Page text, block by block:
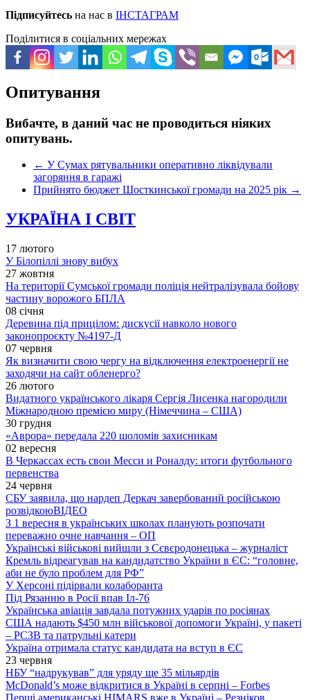
Підписуйтесь на нас в ІНСТАГРАМ
Поділитися в соціальних мережах
Опитування
Вибачте, в даний час не проводиться ніяких
опитувань.
← У Сумах рятувальники оперативно ліквідували
загоряння в гаражі
Прийнято бюджет Шосткинської громади на 2025 рік →
УКРАЇНА І СВІТ
17 лютого
У Білопіллі знову вибух
27 жовтня
На території Сумської громади поліція нейтралізувала бойову
частину ворожого БПЛА
08 січня
Деревина під прицілом: дискусії навколо нового
законопроєкту №4197-Д
07 червня
Як визначити свою чергу на відключення електроенергії не
заходячи на сайт обленерго?
26 лютого
Видатного українського лікаря Сергія Лисенка нагородили
Міжнародною премією миру (Німеччина – США)
30 грудня
«Аврора» передала 220 шоломів захисникам
02 вересня
В Черкассах есть свои Месси и Роналду: итоги футбольного
первенства
24 червня
СБУ заявила, що нардеп Деркач завербований російською
розвідкоюВІДЕО
З 1 вересня в українських школах планують розпочати
переважно очне навчання – ОП
Українські військові вийшли з Сєвєродонецька – журналіст
Кремль відреагував на кандидатство України в ЄС: “головне,
аби не було проблем для РФ”
У Херсоні підірвали колаборанта
Під Рязанню в Росії впав Іл-76
Українська авіація завдала потужних ударів по росіянах
США надають $450 млн військової допомоги Україні, у пакеті
– РСЗВ та патрульні катери
Україна отримала статус кандидата на вступ в ЄС
23 червня
НБУ “надрукував” для уряду ще 35 мільярдів
McDonald’s може відкритися в Україні в серпні – Forbes